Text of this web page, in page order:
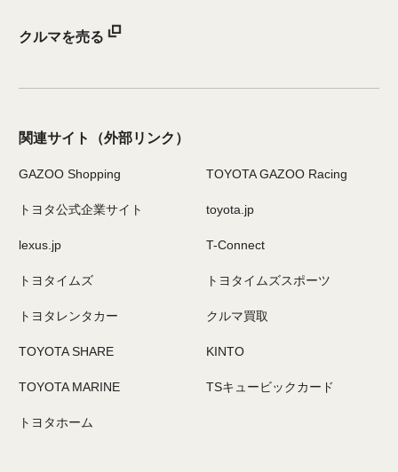
クルマを売る
関連サイト （外部リンク）
GAZOO Shopping TOYOTA GAZOO Racing
トヨタ公式企業サイト toyota.jp
lexus.jp T-Connect
トヨタイムズ トヨタイムズスポーツ
トヨタレンタカー クルマ買取
TOYOTA SHARE KINTO
TOYOTA MARINE TSキュービックカード
トヨタホーム